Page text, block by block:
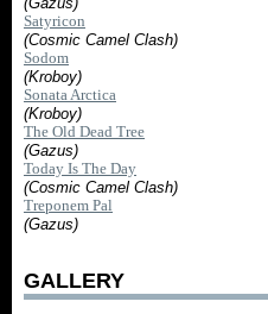
Satyricon
(Cosmic Camel Clash)
Sodom
(Kroboy)
Sonata Arctica
(Kroboy)
The Old Dead Tree
(Gazus)
Today Is The Day
(Cosmic Camel Clash)
Treponem Pal
(Gazus)
GALLERY